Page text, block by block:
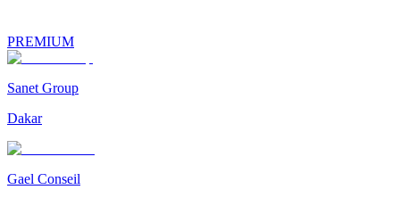
PREMIUM
Sanet Group
Dakar
Gael Conseil